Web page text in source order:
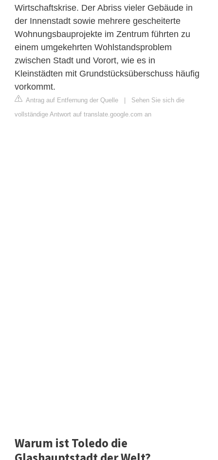
Wirtschaftskrise. Der Abriss vieler Gebäude in
der Innenstadt sowie mehrere gescheiterte
Wohnungsbauprojekte im Zentrum führten zu
einem umgekehrten Wohlstandsproblem
zwischen Stadt und Vorort, wie es in
Kleinstädten mit Grundstücksüberschuss häufig
vorkommt.
Antrag auf Entfernung der Quelle | Sehen Sie sich die
vollständige Antwort auf translate.google.com an
Warum ist Toledo die